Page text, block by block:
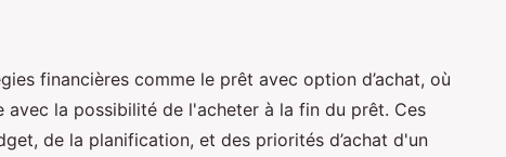
financières comme le prêt avec option d’achat, où
avec la possibilité de l'acheter à la fin du prêt. Ces
de la planification, et des priorités d’achat d'un